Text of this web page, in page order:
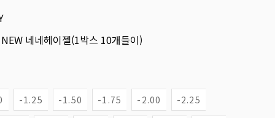
네네헤이젤(1박스 10개들이)
-1.25 -1.50 -1.75 -2.00 -2.25